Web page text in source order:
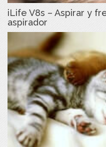
iLife V8s – Aspirar y
aspirador